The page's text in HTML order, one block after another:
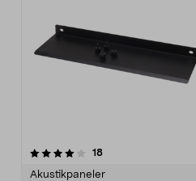
18recensioner
Akustikpaneler
4.5 av 5 stjärnor